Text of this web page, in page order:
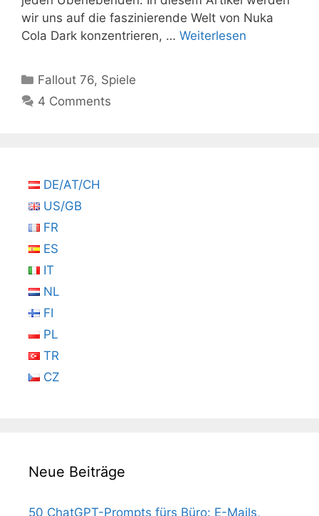
wir uns auf die faszinierende Welt von Nuka
Cola Dark konzentrieren, … Weiterlesen
Kategorien
Fallout 76, Spiele
4 Comments
DE/AT/CH
US/GB
FR
ES
IT
NL
FI
PL
TR
CZ
Neue Beiträge
50 ChatGPT-Prompts fürs Büro: E-Mails,